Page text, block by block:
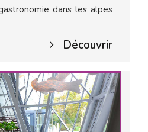
dans les alpes
Découvrir